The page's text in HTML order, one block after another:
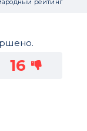
рейтинг
16